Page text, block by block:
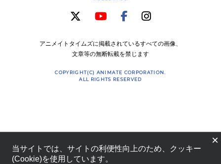
アニメイトタイムズに掲載されているすべての画像、
文章等の無断転載を禁じます
COPYRIGHT(C) ANIMATE CORPORATION.
ALL RIGHTS RESERVED
×
当サイトでは、サイトの利便性向上のため、クッキー
(Cookie)を使用しています。